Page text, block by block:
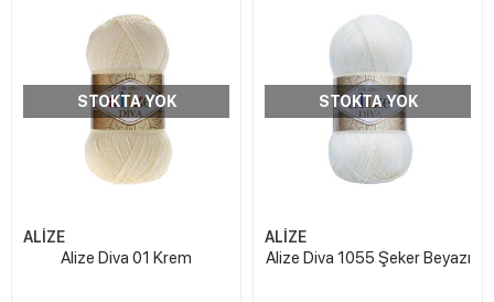
STOKTA YOK
ALİZE
Alize Diva 01 Krem
STOKTA YOK
ALİZE
Alize Diva 1055 Şeker Beyazı